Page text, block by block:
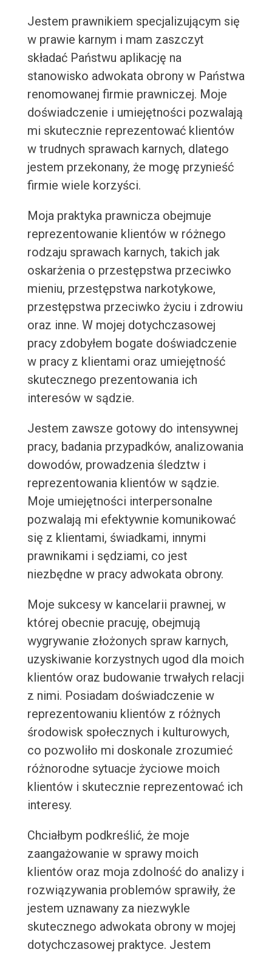
Jestem prawnikiem specjalizującym się
w prawie karnym i mam zaszczyt
składać Państwu aplikację na
stanowisko adwokata obrony w Państwa
renomowanej firmie prawniczej. Moje
doświadczenie i umiejętności pozwalają
mi skutecznie reprezentować klientów
w trudnych sprawach karnych, dlatego
jestem przekonany, że mogę przynieść
firmie wiele korzyści.
Moja praktyka prawnicza obejmuje
reprezentowanie klientów w różnego
rodzaju sprawach karnych, takich jak
oskarżenia o przestępstwa przeciwko
mieniu, przestępstwa narkotykowe,
przestępstwa przeciwko życiu i zdrowiu
oraz inne. W mojej dotychczasowej
pracy zdobyłem bogate doświadczenie
w pracy z klientami oraz umiejętność
skutecznego prezentowania ich
interesów w sądzie.
Jestem zawsze gotowy do intensywnej
pracy, badania przypadków, analizowania
dowodów, prowadzenia śledztw i
reprezentowania klientów w sądzie.
Moje umiejętności interpersonalne
pozwalają mi efektywnie komunikować
się z klientami, świadkami, innymi
prawnikami i sędziami, co jest
niezbędne w pracy adwokata obrony.
Moje sukcesy w kancelarii prawnej, w
której obecnie pracuję, obejmują
wygrywanie złożonych spraw karnych,
uzyskiwanie korzystnych ugod dla moich
klientów oraz budowanie trwałych relacji
z nimi. Posiadam doświadczenie w
reprezentowaniu klientów z różnych
środowisk społecznych i kulturowych,
co pozwoliło mi doskonale zrozumieć
różnorodne sytuacje życiowe moich
klientów i skutecznie reprezentować ich
interesy.
Chciałbym podkreślić, że moje
zaangażowanie w sprawy moich
klientów oraz moja zdolność do analizy i
rozwiązywania problemów sprawiły, że
jestem uznawany za niezwykle
skutecznego adwokata obrony w mojej
dotychczasowej praktyce. Jestem